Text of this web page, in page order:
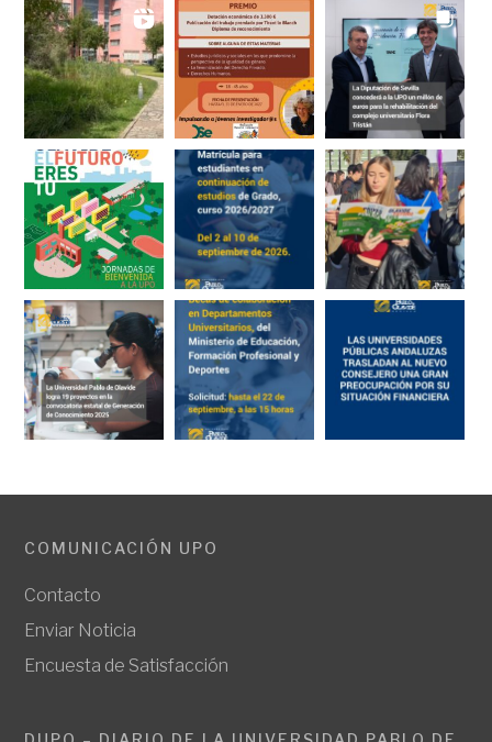
COMUNICACIÓN UPO
Contacto
Enviar Noticia
Encuesta de Satisfacción